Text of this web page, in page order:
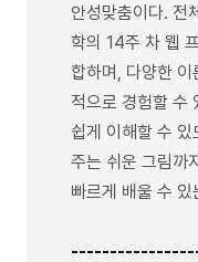
안성맞춤이다. 전
학의 14주 차 웹
합하며, 다양한 이
적으로 경험할 수
쉽게 이해할 수
주는 쉬운 그림까
빠르게 배울 수